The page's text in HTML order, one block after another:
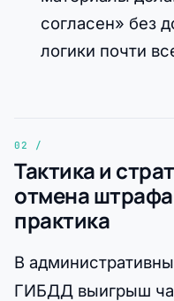
согласен» без
логики почти
Тактика и
отмена
практика
В
ГИБДД выигрыш